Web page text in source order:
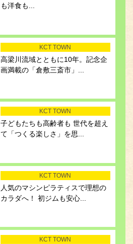
も洋食も...
KCT TOWN
高梁川流域とともに10年。記念企
画満載の「倉敷三斎市」...
KCT TOWN
子どもたちも高齢者も 世代を超え
て「つくる楽しさ」を思...
KCT TOWN
人気のマシンピラティスで理想の
カラダへ！ 初ジムも安心...
KCT TOWN